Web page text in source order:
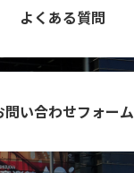
よくある質問
問い合わせフォーム